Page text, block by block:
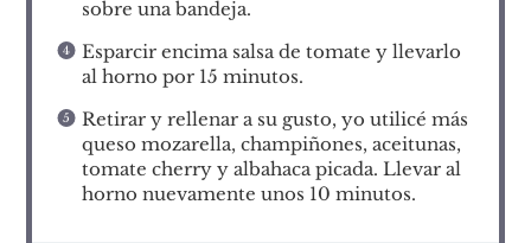
sobre una bandeja.
Esparcir encima salsa de tomate y llevarlo
al horno por 15 minutos.
Retirar y rellenar a su gusto, yo utilicé más
queso mozarella, champiñones, aceitunas,
tomate cherry y albahaca picada. Llevar al
horno nuevamente unos 10 minutos.